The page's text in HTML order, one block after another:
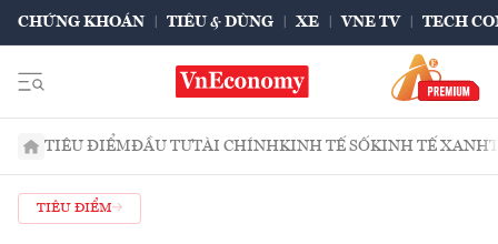
CHỨNG KHOÁN TIÊU & DÙNG XE VNE TV TECH
TIÊU ĐIỂMĐẦU TƯTÀI CHÍNHKINH TẾ SỐKINH TẾ XANH
TIÊU ĐIỂM